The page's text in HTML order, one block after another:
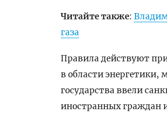
Читайте также:
газа
Правила действуют
в области энергетики,
государства ввели
иностранных граждан